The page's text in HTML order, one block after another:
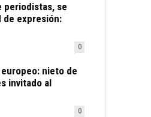
periodistas, se
de expresión:
0
nieto de
invitado al
0